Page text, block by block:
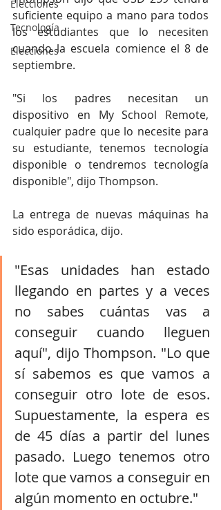
Elecciones
Tecnología
Elecciones
suficiente equipo a mano para todos
los estudiantes que lo necesiten
cuando la escuela comience el 8 de
septiembre.
"Si los padres necesitan un
dispositivo en My School Remote,
cualquier padre que lo necesite para
su estudiante, tenemos tecnología
disponible o tendremos tecnología
disponible", dijo Thompson.
La entrega de nuevas máquinas ha
sido esporádica, dijo.
"Esas unidades han estado
llegando en partes y a veces
no sabes cuántas vas a
conseguir cuando lleguen
aquí", dijo Thompson. "Lo que
sí sabemos es que vamos a
conseguir otro lote de esos.
Supuestamente, la espera es
de 45 días a partir del lunes
pasado. Luego tenemos otro
lote que vamos a conseguir en
algún momento en octubre."